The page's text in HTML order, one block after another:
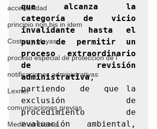
accesibilidad
principio non bis in idem
Costas y playas
proceso especial de protección de l
notificaciones administrativas
Lexnet
comunicaciones previas
Medio ambiente
que alcanza la
categoría de vicio
invalidante hasta el
punto de permitir un
proceso extraordinario
de revisión
administrativa,
partiendo  de  que la
exclusión de
procedimiento de
evaluación  ambiental,